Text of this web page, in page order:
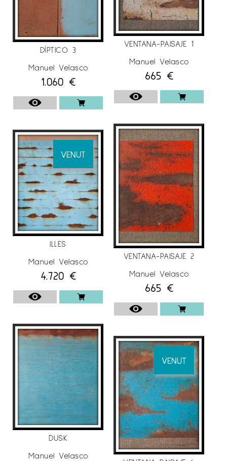
DÍPTICO 3
Manuel Velasco
1.060 €
VENUT
ILLES
Manuel Velasco
4.720 €
DUSK
Manuel Velasco
VENTANA-PAISAJE 1
Manuel Velasco
665 €
VENTANA-PAISAJE 2
Manuel Velasco
665 €
VENUT